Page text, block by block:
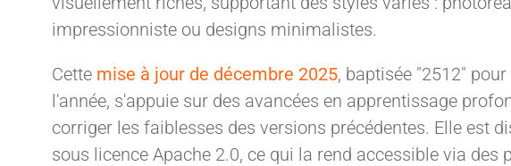
impressionniste ou designs minimalistes.
Cette mise à jour de décembre 2025, baptisée "2512"
l'année, s'appuie sur des avancées en apprentissage
corriger les faiblesses des versions précédentes. Elle est
sous licence Apache 2.0, ce qui la rend accessible via des